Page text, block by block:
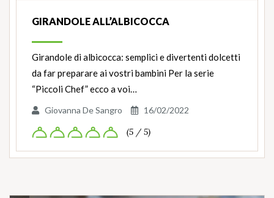
GIRANDOLE ALL’ALBICOCCA
Girandole di albicocca: semplici e divertenti dolcetti
da far preparare ai vostri bambini Per la serie
“Piccoli Chef” ecco a voi…
Giovanna De Sangro 16/02/2022
(5 / 5)